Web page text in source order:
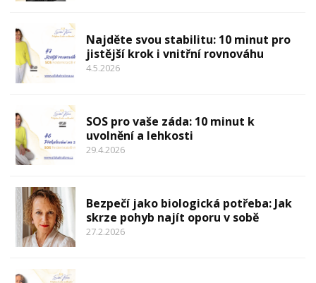
Najděte svou stabilitu: 10 minut pro
jistější krok i vnitřní rovnováhu
4.5.2026
SOS pro vaše záda: 10 minut k
uvolnění a lehkosti
29.4.2026
Bezpečí jako biologická potřeba: Jak
skrze pohyb najít oporu v sobě
27.2.2026